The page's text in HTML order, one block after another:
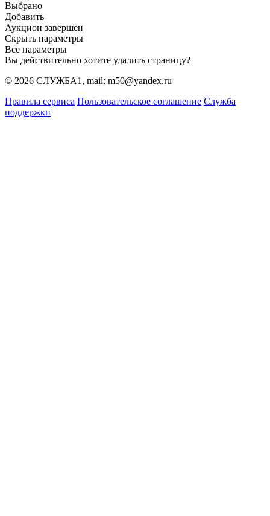
Выбрано
Добавить
Аукцион завершен
Скрыть параметры
Все параметры
Вы действительно хотите удалить страницу?
© 2026 СЛУЖБА1, mail: m50@yandex.ru
Правила сервиса Пользовательское соглашение Служба
поддержки